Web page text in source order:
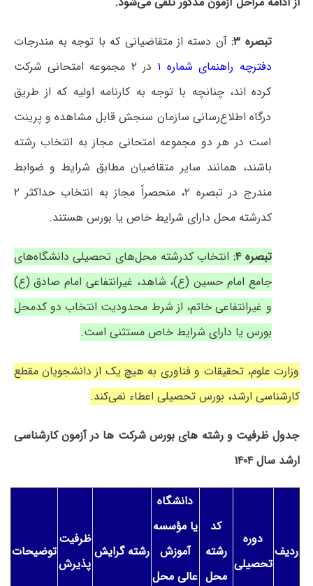
تبصره ۳:
آن دسته از متقاضیانی که با توجه به مندرجات
دفترچه راهنمای شماره ۱
در ۲ مجموعه امتحانی شرکت
کرده اند، چنانچه با توجه به کارنامه اولیه که از طریق
درگاه اطلاع‌رسانی سازمان سنجش قابل مشاهده و پرینت
است در هر دو مجموعه امتحانی مجاز به انتخاب رشته
باشند، همانند سایر متقاضیان مطابق شرایط و ضوابط
مندرج در تبصره ۲، منحصراً مجاز به انتخاب حداکثر ۲
کدرشته محل دارای شرایط خاص یا بورس هستند.
تبصره ۴:
انتخاب کدرشته محل‌های تحصیلی دانشگاه‌های
جامع امام حسین (ع)، شاهد، غیرانتفاعی امام صادق (ع)
و غیرانتفاعی خاتم، از شرط محدودیت انتخاب دو کدمحل
بورس یا دارای شرایط خاص مستثنی است.
وزارت علوم، تحقیقات و فناوری به هیچ یک از دانشجویان مقطع
کارشناسی ارشد، بورس تحصیلی اعطاء نمی‌کند.
جدول ظرفیت و رشته های بورس شرکت ها در آزمون کارشناسی
ارشد سال ۱۴۰۴
ردیف
دوره
تحصیلی
کد
رشته
محل
دانشگاه
یا مؤسسه
آموزش
عالی محل
رشته گرایش
ظرفیت
پذیرش
توضیحات